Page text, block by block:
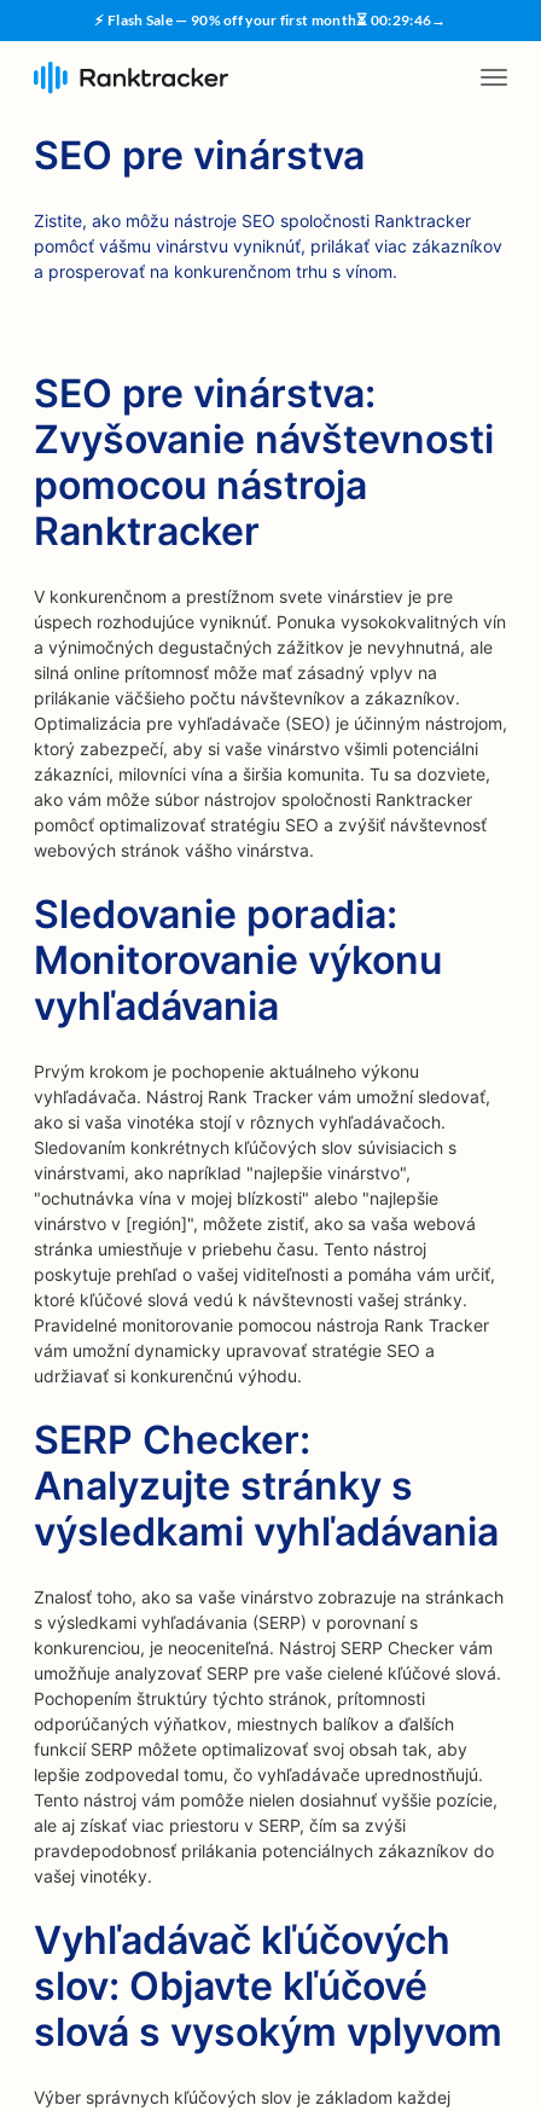
⚡ Flash Sale — 90% off your first month⏳ 00:29:45→
SEO pre vinárstva
Zistite, ako môžu nástroje SEO spoločnosti Ranktracker
pomôcť vášmu vinárstvu vyniknúť, prilákať viac zákazníkov
a prosperovať na konkurenčnom trhu s vínom.
SEO pre vinárstva:
Zvyšovanie návštevnosti
pomocou nástroja
Ranktracker
V konkurenčnom a prestížnom svete vinárstiev je pre
úspech rozhodujúce vyniknúť. Ponuka vysokokvalitných vín
a výnimočných degustačných zážitkov je nevyhnutná, ale
silná online prítomnosť môže mať zásadný vplyv na
prilákanie väčšieho počtu návštevníkov a zákazníkov.
Optimalizácia pre vyhľadávače (SEO) je účinným nástrojom,
ktorý zabezpečí, aby si vaše vinárstvo všimli potenciálni
zákazníci, milovníci vína a širšia komunita. Tu sa dozviete,
ako vám môže súbor nástrojov spoločnosti Ranktracker
pomôcť optimalizovať stratégiu SEO a zvýšiť návštevnosť
webových stránok vášho vinárstva.
Sledovanie poradia:
Monitorovanie výkonu
vyhľadávania
Prvým krokom je pochopenie aktuálneho výkonu
vyhľadávača. Nástroj Rank Tracker vám umožní sledovať,
ako si vaša vinotéka stojí v rôznych vyhľadávačoch.
Sledovaním konkrétnych kľúčových slov súvisiacich s
vinárstvami, ako napríklad "najlepšie vinárstvo",
"ochutnávka vína v mojej blízkosti" alebo "najlepšie
vinárstvo v [región]", môžete zistiť, ako sa vaša webová
stránka umiestňuje v priebehu času. Tento nástroj
poskytuje prehľad o vašej viditeľnosti a pomáha vám určiť,
ktoré kľúčové slová vedú k návštevnosti vašej stránky.
Pravidelné monitorovanie pomocou nástroja Rank Tracker
vám umožní dynamicky upravovať stratégie SEO a
udržiavať si konkurenčnú výhodu.
SERP Checker:
Analyzujte stránky s
výsledkami vyhľadávania
Znalosť toho, ako sa vaše vinárstvo zobrazuje na stránkach
s výsledkami vyhľadávania (SERP) v porovnaní s
konkurenciou, je neoceniteľná. Nástroj SERP Checker vám
umožňuje analyzovať SERP pre vaše cielené kľúčové slová.
Pochopením štruktúry týchto stránok, prítomnosti
odporúčaných výňatkov, miestnych balíkov a ďalších
funkcií SERP môžete optimalizovať svoj obsah tak, aby
lepšie zodpovedal tomu, čo vyhľadávače uprednostňujú.
Tento nástroj vám pomôže nielen dosiahnuť vyššie pozície,
ale aj získať viac priestoru v SERP, čím sa zvýši
pravdepodobnosť prilákania potenciálnych zákazníkov do
vašej vinotéky.
Vyhľadávač kľúčových
slov: Objavte kľúčové
slová s vysokým vplyvom
Výber správnych kľúčových slov je základom každej